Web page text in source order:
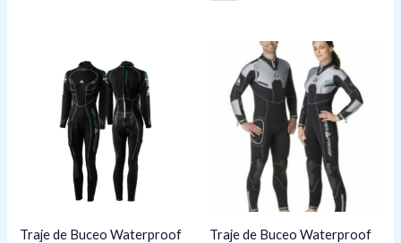
Traje de Buceo Waterproof
de
precios:
desde
$184,82
hasta
$195,00
Traje de Buceo Waterproof